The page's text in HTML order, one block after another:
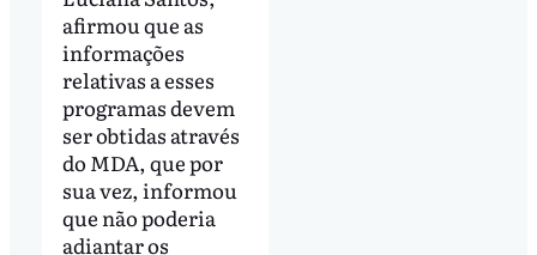
afirmou que as
informações
relativas a esses
programas devem
ser obtidas através
do MDA, que por
sua vez, informou
que não poderia
adiantar os